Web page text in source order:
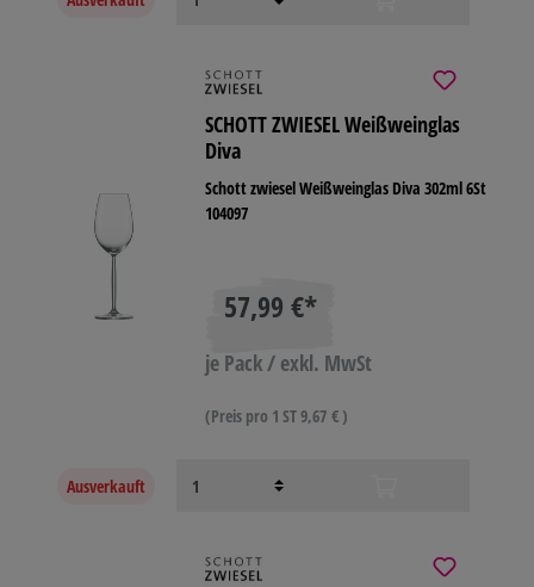
SCHOTT ZWIESEL Weißweinglas
Diva
Schott zwiesel Weißweinglas Diva 302ml 6St
104097
57,99 €*
je Pack / exkl. MwSt
(Preis pro 1 ST 9,67 € )
Ausverkauft